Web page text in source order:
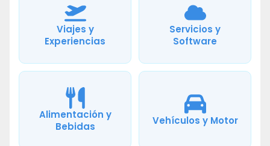
Viajes y
Experiencias
Servicios y
Software
Alimentación y
Bebidas
Vehículos y Motor